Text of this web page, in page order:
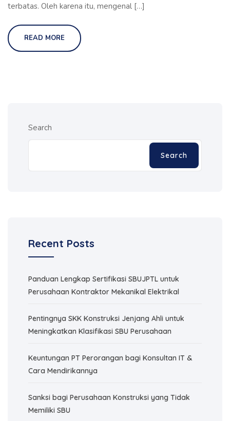
terbatas. Oleh karena itu, mengenal […]
READ MORE
Search
Search
Recent Posts
Panduan Lengkap Sertifikasi SBUJPTL untuk
Perusahaan Kontraktor Mekanikal Elektrikal
Pentingnya SKK Konstruksi Jenjang Ahli untuk
Meningkatkan Klasifikasi SBU Perusahaan
Keuntungan PT Perorangan bagi Konsultan IT &
Cara Mendirikannya
Sanksi bagi Perusahaan Konstruksi yang Tidak
Memiliki SBU